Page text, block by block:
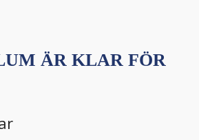
ÄR KLAR FÖR